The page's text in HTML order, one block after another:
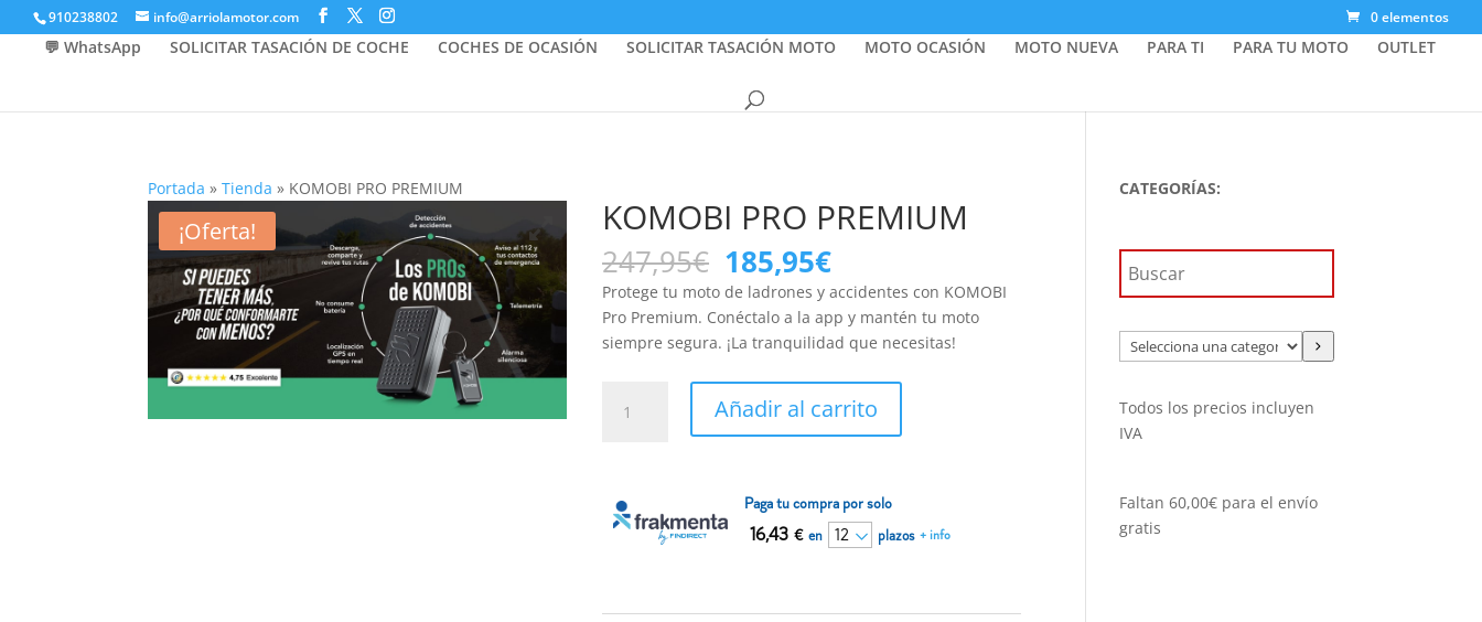
910238802 info@arriolamotor.com 0 elementos
💬 WhatsApp SOLICITAR TASACIÓN DE COCHE COCHES DE OCASIÓN SOLICITAR TASACIÓN MOTO MOTO OCASIÓN MOTO NUEVA PARA TI PARA TU MOTO OUTLET
Portada »Tienda » KOMOBI PRO PREMIUM
¡Oferta! KOMOBI PRO PREMIUM
247,95€ El
precio
original
era:
247,95€.
185,95€El
precio
actual
es:
185,95€.
Protege tu moto de ladrones y accidentes con KOMOBI
Pro Premium. Conéctalo a la app y mantén tu moto
siempre segura. ¡La tranquilidad que necesitas!
PRO
Añadir al carrito
Paga tu compra por solo
16,43 € en plazos + info
CATEGORÍAS:
Selecciona
una
Todos los precios incluyen
IVA
Faltan60,00€ para el envío
gratis